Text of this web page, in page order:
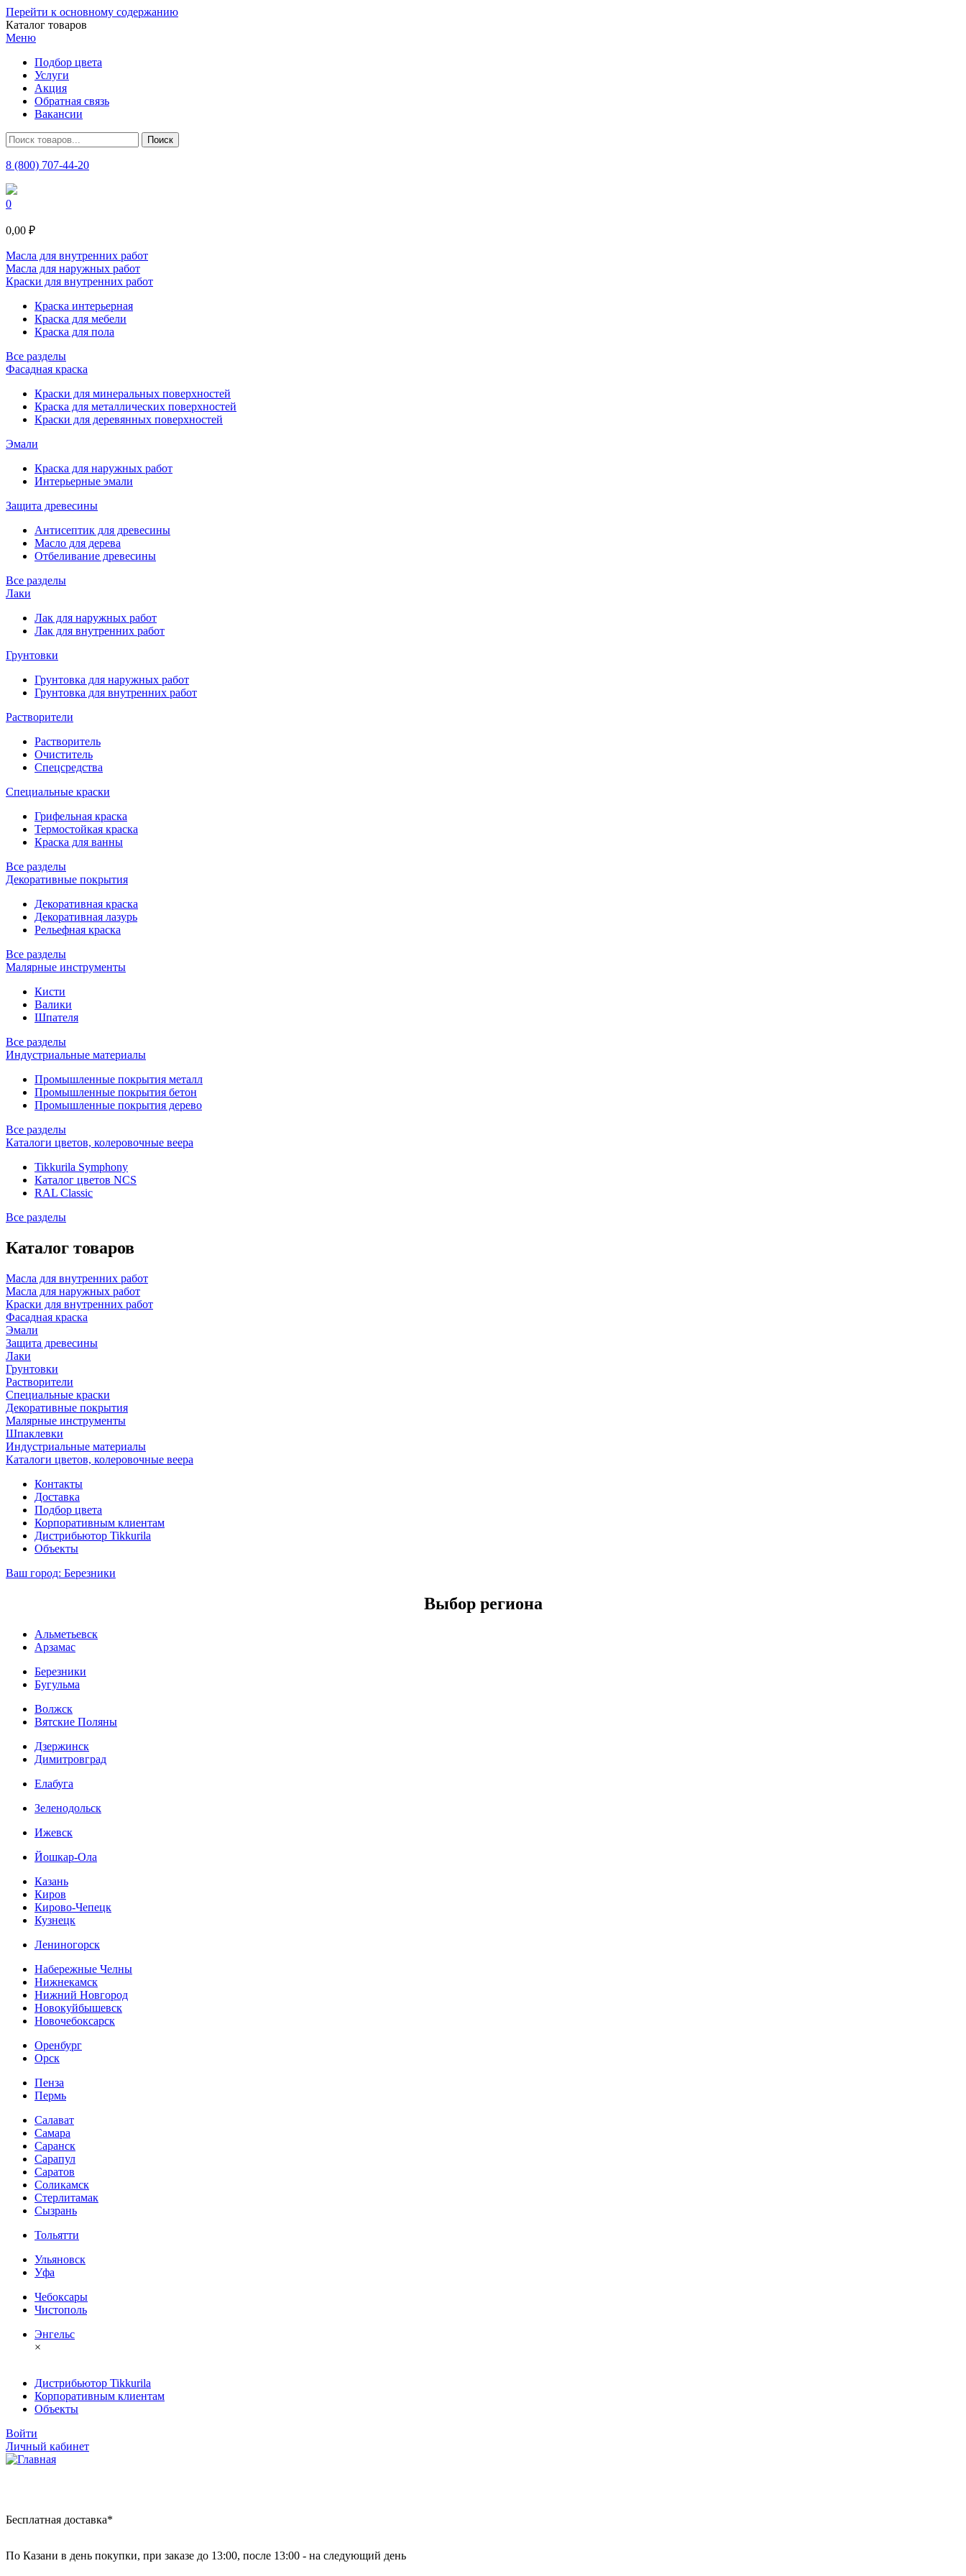
Перейти к основному содержанию
Каталог товаров
Меню
Подбор цвета
Услуги
Акция
Обратная связь
Вакансии
8 (800) 707-44-20
0
0,00 ₽
Масла для внутренних работ
Масла для наружных работ
Краски для внутренних работ
Краска интерьерная
Краска для мебели
Краска для пола
Все разделы
Фасадная краска
Краски для минеральных поверхностей
Краска для металлических поверхностей
Краски для деревянных поверхностей
Эмали
Краска для наружных работ
Интерьерные эмали
Защита древесины
Антисептик для древесины
Масло для дерева
Отбеливание древесины
Все разделы
Лаки
Лак для наружных работ
Лак для внутренних работ
Грунтовки
Грунтовка для наружных работ
Грунтовка для внутренних работ
Растворители
Растворитель
Очиститель
Спецсредства
Специальные краски
Грифельная краска
Термостойкая краска
Краска для ванны
Все разделы
Декоративные покрытия
Декоративная краска
Декоративная лазурь
Рельефная краска
Все разделы
Малярные инструменты
Кисти
Валики
Шпателя
Все разделы
Индустриальные материалы
Промышленные покрытия металл
Промышленные покрытия бетон
Промышленные покрытия дерево
Все разделы
Каталоги цветов, колеровочные веера
Tikkurila Symphony
Каталог цветов NCS
RAL Classic
Все разделы
Каталог товаров
Масла для внутренних работ
Масла для наружных работ
Краски для внутренних работ
Фасадная краска
Эмали
Защита древесины
Лаки
Грунтовки
Растворители
Специальные краски
Декоративные покрытия
Малярные инструменты
Шпаклевки
Индустриальные материалы
Каталоги цветов, колеровочные веера
Контакты
Доставка
Подбор цвета
Корпоративным клиентам
Дистрибьютор Tikkurila
Объекты
Ваш город: Березники
Выбор региона
Альметьевск
Арзамас
Березники
Бугульма
Волжск
Вятские Поляны
Дзержинск
Димитровград
Елабуга
Зеленодольск
Ижевск
Йошкар-Ола
Казань
Киров
Кирово-Чепецк
Кузнецк
Лениногорск
Набережные Челны
Нижнекамск
Нижний Новгород
Новокуйбышевск
Новочебоксарск
Оренбург
Орск
Пенза
Пермь
Салават
Самара
Саранск
Сарапул
Саратов
Соликамск
Стерлитамак
Сызрань
Тольятти
Ульяновск
Уфа
Чебоксары
Чистополь
Энгельс
×
Дистрибьютор Tikkurila
Корпоративным клиентам
Объекты
Войти
Личный кабинет
Бесплатная доставка*
По Казани в день покупки, при заказе до 13:00, после 13:00 - на следующий день